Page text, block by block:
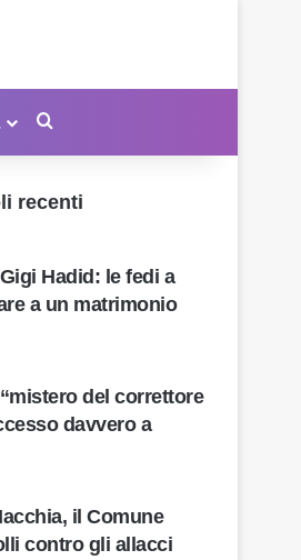
recenti
Hadid: le fedi a
a un matrimonio
del correttore
davvero a
il Comune
contro gli allacci